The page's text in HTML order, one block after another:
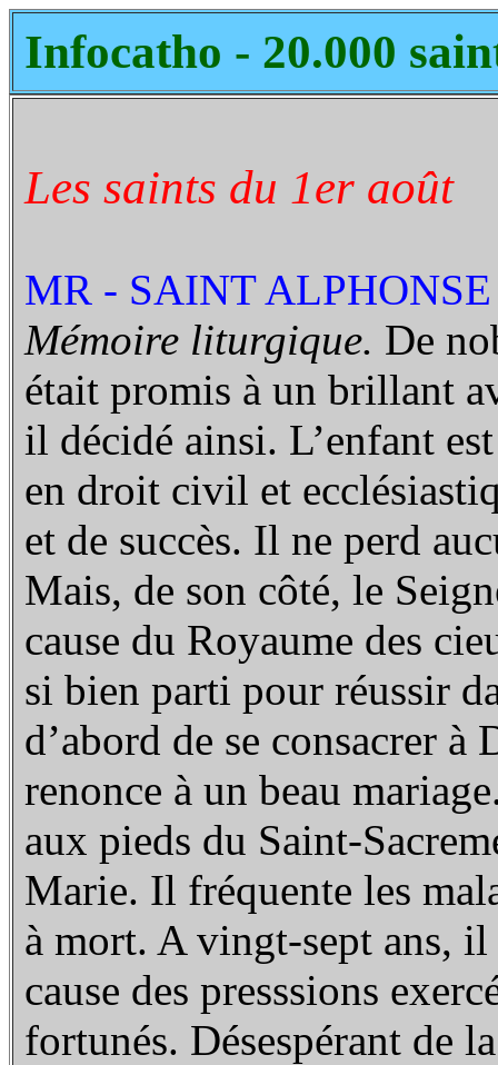
Infocatho - 20.000
Les saints du 1er août
MR - SAINT
Mémoire liturgique. De
était promis à un brillant
il décidé ainsi. L’enfant
en droit civil et
et de succès. Il ne perd
Mais, de son côté, le
cause du Royaume des
si bien parti pour réussir
d’abord de se consacrer
renonce à un beau
aux pieds du Saint-
Marie. Il fréquente les
à mort. A vingt-sept ans,
cause des presssions
fortunés. Désespérant de